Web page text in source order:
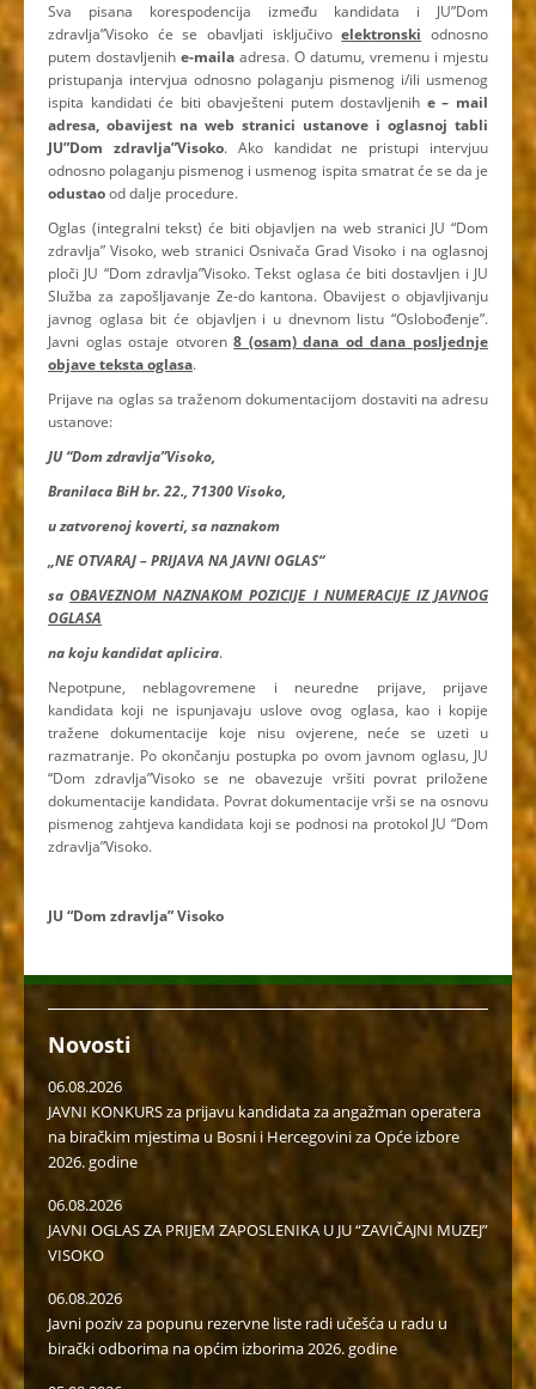
Sva pisana korespodencija između kandidata i JU”Dom
zdravlja”Visoko će se obavljati isključivoelektronski odnosno
putem dostavljenih e-maila adresa. O datumu, vremenu i mjestu
pristupanja intervjua odnosno polaganju pismenog i/ili usmenog
ispita kandidati će biti obavješteni putem dostavljenih e – mail
adresa, obavijest na web stranici ustanove i oglasnoj tabli
JU”Dom zdravlja”Visoko. Ako kandidat ne pristupi intervjuu
odnosno polaganju pismenog i usmenog ispita smatrat će se da je
odustaood dalje procedure.
Oglas (integralni tekst) će biti objavljen na web stranici JU “Dom
zdravlja” Visoko, web stranici Osnivača Grad Visoko i na oglasnoj
ploči JU “Dom zdravlja”Visoko. Tekst oglasa će biti dostavljen i JU
Služba za zapošljavanje Ze-do kantona. Obavijest o objavljivanju
javnog oglasa bit će objavljen i u dnevnom listu “Oslobođenje”.
Javni oglas ostaje otvoren8 (osam) dana od dana posljednje
objave teksta oglasa.
Prijave na oglas sa traženom dokumentacijom dostaviti na adresu
ustanove:
JU “Dom zdravlja”Visoko,
Branilaca BiH br. 22., 71300 Visoko,
u zatvorenoj koverti, sa naznakom
„NE OTVARAJ – PRIJAVA NA JAVNI OGLAS“
saOBAVEZNOM NAZNAKOM POZICIJE I NUMERACIJE IZ JAVNOG
OGLASA
na koju kandidat aplicira.
Nepotpune, neblagovremene i neuredne prijave, prijave
kandidata koji ne ispunjavaju uslove ovog oglasa, kao i kopije
tražene dokumentacije koje nisu ovjerene, neće se uzeti u
razmatranje. Po okončanju postupka po ovom javnom oglasu, JU
“Dom zdravlja”Visoko se ne obavezuje vršiti povrat priložene
dokumentacije kandidata. Povrat dokumentacije vrši se na osnovu
pismenog zahtjeva kandidata koji se podnosi na protokol JU “Dom
zdravlja”Visoko.
JU “Dom zdravlja” Visoko
Novosti
06.08.2026
JAVNI KONKURS za prijavu kandidata za angažman operatera
na biračkim mjestima u Bosni i Hercegovini za Opće izbore
2026. godine
06.08.2026
JAVNI OGLAS ZA PRIJEM ZAPOSLENIKA U JU “ZAVIČAJNI MUZEJ”
VISOKO
06.08.2026
Javni poziv za popunu rezervne liste radi učešća u radu u
birački odborima na općim izborima 2026. godine